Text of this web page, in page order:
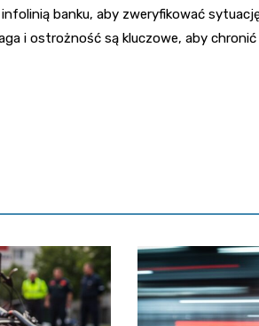
banku, aby zweryfikować
i ostrożność są kluczowe, aby